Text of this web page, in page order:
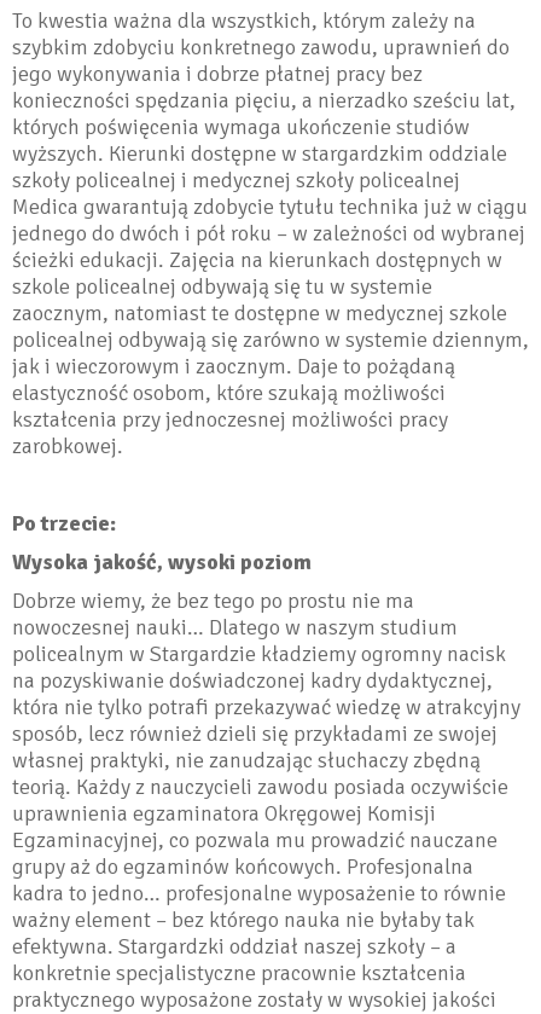
To kwestia ważna dla wszystkich, którym zależy na
szybkim zdobyciu konkretnego zawodu, uprawnień do
jego wykonywania i dobrze płatnej pracy bez
konieczności spędzania pięciu, a nierzadko sześciu lat,
których poświęcenia wymaga ukończenie studiów
wyższych. Kierunki dostępne w stargardzkim oddziale
szkoły policealnej i medycznej szkoły policealnej
Medica gwarantują zdobycie tytułu technika już w ciągu
jednego do dwóch i pół roku – w zależności od wybranej
ścieżki edukacji. Zajęcia na kierunkach dostępnych w
szkole policealnej odbywają się tu w systemie
zaocznym, natomiast te dostępne w medycznej szkole
policealnej odbywają się zarówno w systemie dziennym,
jak i wieczorowym i zaocznym. Daje to pożądaną
elastyczność osobom, które szukają możliwości
kształcenia przy jednoczesnej możliwości pracy
zarobkowej.
Po trzecie:
Wysoka jakość, wysoki poziom
Dobrze wiemy, że bez tego po prostu nie ma
nowoczesnej nauki… Dlatego w naszym studium
policealnym w Stargardzie kładziemy ogromny nacisk
na pozyskiwanie doświadczonej kadry dydaktycznej,
która nie tylko potrafi przekazywać wiedzę w atrakcyjny
sposób, lecz również dzieli się przykładami ze swojej
własnej praktyki, nie zanudzając słuchaczy zbędną
teorią. Każdy z nauczycieli zawodu posiada oczywiście
uprawnienia egzaminatora Okręgowej Komisji
Egzaminacyjnej, co pozwala mu prowadzić nauczane
grupy aż do egzaminów końcowych. Profesjonalna
kadra to jedno… profesjonalne wyposażenie to równie
ważny element – bez którego nauka nie byłaby tak
efektywna. Stargardzki oddział naszej szkoły – a
konkretnie specjalistyczne pracownie kształcenia
praktycznego wyposażone zostały w wysokiej jakości